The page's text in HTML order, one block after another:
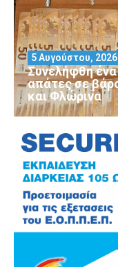
Συνελήφθη
απάτες σε
και Φλώρινα
5 Αυγούστου, 2026